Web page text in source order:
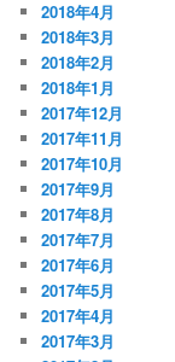
2018年4月
2018年3月
2018年2月
2018年1月
2017年12月
2017年11月
2017年10月
2017年9月
2017年8月
2017年7月
2017年6月
2017年5月
2017年4月
2017年3月